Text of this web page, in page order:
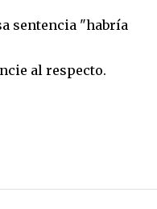
sentencia "habría
al respecto.